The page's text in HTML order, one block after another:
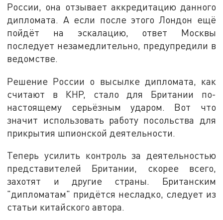
России, она отзывает аккредитацию данного
дипломата. А если после этого Лондон ещё
пойдёт на эскалацию, ответ Москвы
последует незамедлительно, предупредили в
ведомстве.
Решение России о высылке дипломата, как
считают в КНР, стало для Британии по-
настоящему серьёзным ударом. Вот что
значит использовать работу посольства для
прикрытия шпионской деятельности.
Теперь усилить контроль за деятельностью
представителей Британии, скорее всего,
захотят и другие страны. Британским
"дипломатам" придётся несладко, следует из
статьи китайского автора.